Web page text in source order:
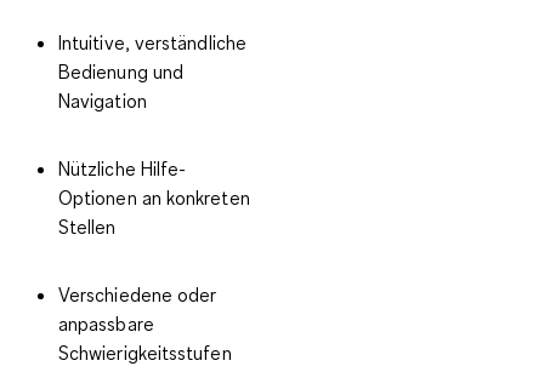
Intuitive, verständliche
Bedienung und
Navigation
Nützliche Hilfe-
Optionen an konkreten
Stellen
Verschiedene oder
anpassbare
Schwierigkeitsstufen